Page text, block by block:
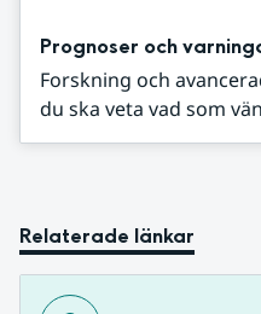
Prognoser och
Forskning och
du ska veta vad som
Relaterade länkar